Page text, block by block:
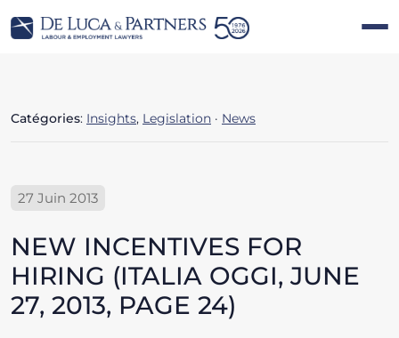
Catégories: Insights, Legislation · News
27 Juin 2013
NEW INCENTIVES FOR
HIRING (ITALIA OGGI, JUNE
27, 2013, PAGE 24)